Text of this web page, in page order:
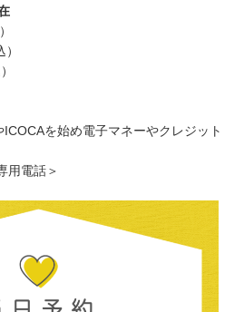
を始め電子マネーやクレジット
用電話＞